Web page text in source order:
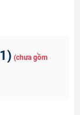
) (chưa gồm